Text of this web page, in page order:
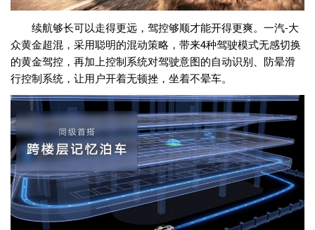
续航够长可以走得更远，驾控够顺才能开得更爽。一汽-大
众黄金超混，采用聪明的混动策略，带来4种驾驶模式无感切换
的黄金驾控，再加上控制系统对驾驶意图的自动识别、防晕滑
行控制系统，让用户开着无顿挫，坐着不晕车。